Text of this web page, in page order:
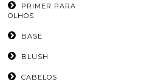
PRIMER PARA
OLHOS
BASE
BLUSH
CABELOS